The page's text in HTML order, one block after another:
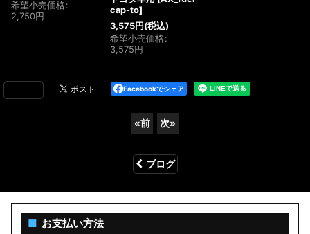
希望小売価格:
2,750円
cap-to]
3,575円 (税込)
希望小売価格:
3,575 円
Facebookでシェア
«前 次»
ブログ
■ お支払い方法